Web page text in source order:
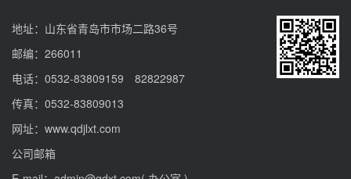
地址：山东省青岛市市场二路36号
邮编：266011
电话：0532-83809159 82822987
传真：0532-83809013
网址：www.qdjlxt.com
公司邮箱